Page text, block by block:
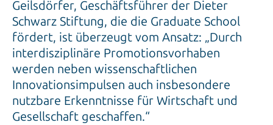
Geilsdörfer, Geschäftsführer der Dieter
Schwarz Stiftung, die die Graduate School
fördert, ist überzeugt vom Ansatz: „Durch
interdisziplinäre Promotionsvorhaben
werden neben wissenschaftlichen
Innovationsimpulsen auch insbesondere
nutzbare Erkenntnisse für Wirtschaft und
Gesellschaft geschaffen.“